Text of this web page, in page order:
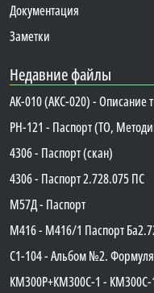
Документация
Заметки
Недавние файлы
АК-010 (АКС-020) - Описание
PH-121 - Паспорт (ТО,
4306 - Паспорт (скан)
4306 - Паспорт 2.728.075 ПС
М57Д - Паспорт
М416 - М416/1 Паспорт
C1-104 - Альбом №2.
КМ300Р+КМ300С-1 - КМ300C-